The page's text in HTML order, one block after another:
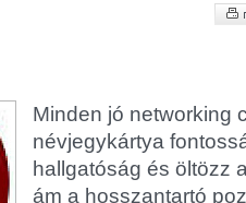
Minden jó networking
névjegykártya
hallgatóság és öltözz
ám a hosszantartó